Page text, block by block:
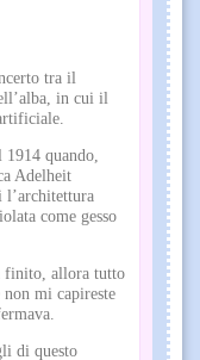
tra il
in cui il
quando,
Adelheit
l’architettura
come gesso
finito, allora tutto
non mi capireste
di questo